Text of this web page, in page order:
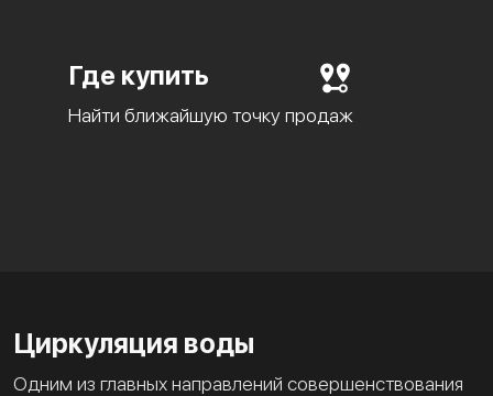
Где купить
Найти ближайшую точку продаж
Циркуляция воды
Одним из главных направлений совершенствования